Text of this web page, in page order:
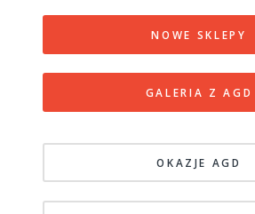
NOWE SKLEPY
GALERIA Z AGD
OKAZJE AGD